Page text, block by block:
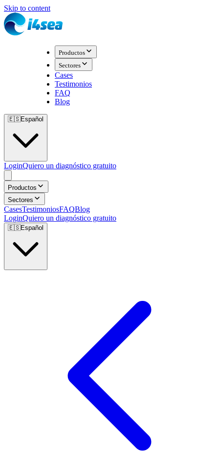
Skip to content
Productos
Sectores
Cases
Testimonios
FAQ
Blog
🇪🇸Español
LoginQuiero un diagnóstico gratuito
Productos
Sectores
CasesTestimoniosFAQBlog
LoginQuiero un diagnóstico gratuito
🇪🇸Español